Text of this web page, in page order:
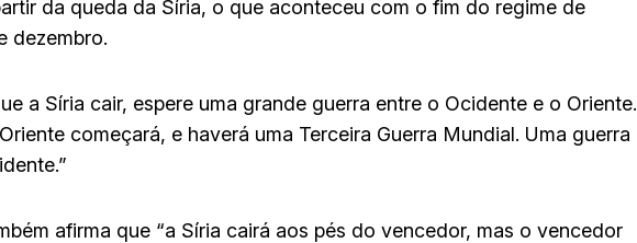
da queda da Síria, o que aconteceu com o fim do regime de
dezembro.
a Síria cair, espere uma grande guerra entre o Ocidente e o Oriente.
começará, e haverá uma Terceira Guerra Mundial. Uma guerra
afirma que “a Síria cairá aos pés do vencedor, mas o vencedor